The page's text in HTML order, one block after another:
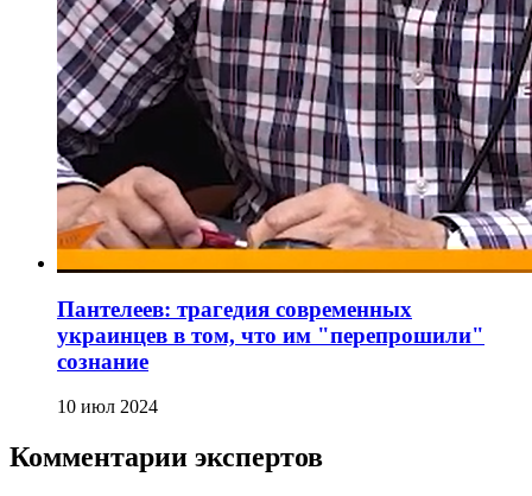
Пантелеев: трагедия современных
украинцев в том, что им "перепрошили"
сознание
10 июл 2024
Комментарии экспертов